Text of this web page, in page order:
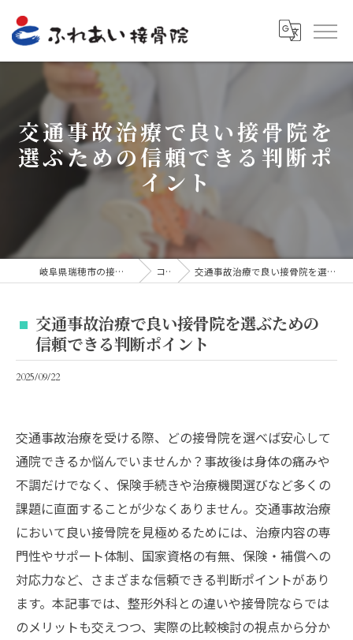
交通事故治療で良い接骨院を
選ぶための信頼できる判断ポ
イント
岐阜県瑞穂市の接骨院ならふれあい接骨院 コラム 交通事故治療で良い接骨院を選ぶための信頼できる判断ポイント
交通事故治療で良い接骨院を選ぶための
信頼できる判断ポイント
2025/09/22
交通事故治療を受ける際、どの接骨院を選べば安心して
通院できるか悩んでいませんか？事故後は身体の痛みや
不調だけでなく、保険手続きや治療機関選びなど多くの
課題に直面することが少なくありません。交通事故治療
において良い接骨院を見極めるためには、治療内容の専
門性やサポート体制、国家資格の有無、保険・補償への
対応力など、さまざまな信頼できる判断ポイントがあり
ます。本記事では、整形外科との違いや接骨院ならでは
のメリットも交えつつ、実際の比較検討の視点から分か